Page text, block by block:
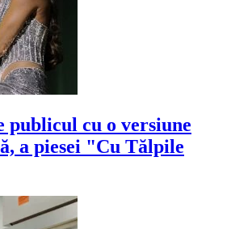
cu o versiune
a piesei "Cu Tălpile